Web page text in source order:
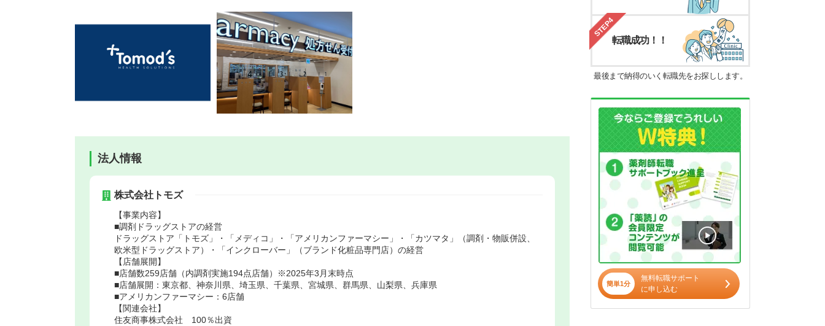
法人情報
株式会社トモズ
【事業内容】
■調剤ドラッグストアの経営
ドラッグストア「トモズ」・「メディコ」・「アメリカンファーマシー」・「カツマタ」（調剤・物販併設、
欧米型ドラッグストア）・「インクローバー」（ブランド化粧品専門店）の経営
【店舗展開】
■店舗数259店舗（内調剤実施194点店舗）※2025年3月末時点
■店舗展開：東京都、神奈川県、埼玉県、千葉県、宮城県、群馬県、山梨県、兵庫県
■アメリカンファーマシー：6店舗
【関連会社】
住友商事株式会社 100％出資
STEP4
転職成功！！
最後まで納得のいく転職先をお探しします。
簡単1分
無料転職サポート
に申し込む